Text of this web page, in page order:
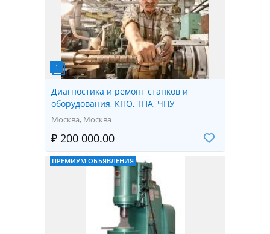
Диагностика и ремонт станков и
оборудования, КПО, ТПА, ЧПУ
Москва, Москва
₽ 200 000.00
ПРЕМИУМ ОБЪЯВЛЕНИЯ